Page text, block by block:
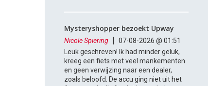
Mysteryshopper bezoekt Upway
Nicole Spiering
07-08-2026 @ 01:51
Leuk geschreven! Ik had minder geluk,
kreeg een fiets met veel mankementen
en geen verwijzing naar een dealer,
zoals beloofd. De accu ging niet uit het